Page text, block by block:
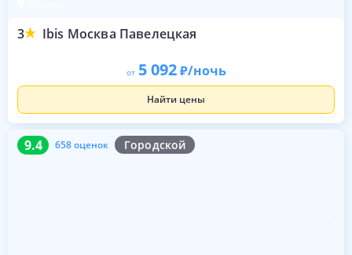
3 Ibis Москва Павелецкая
от 5 092 /ночь
Найти цены
9.4 658 оценок Городской
9.4 658 оценок